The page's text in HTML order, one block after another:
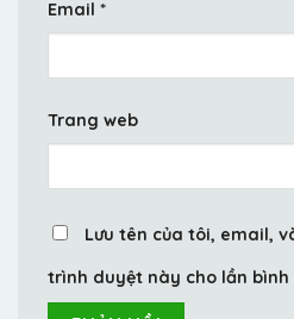
Email *
Trang web
Lưu tên của tôi, email,
trình duyệt này cho lần bình